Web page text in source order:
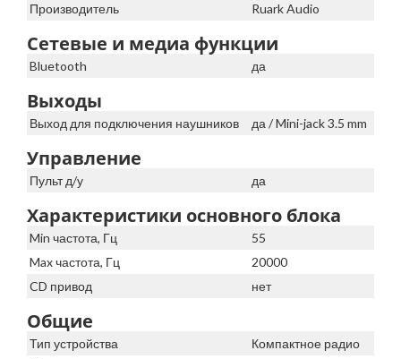
Производитель Ruark Audio
Сетевые и медиа функции
Bluetooth да
Выходы
Выход для подключения наушников да / Mini-jack 3.5 mm
Управление
Пульт д/у да
Характеристики основного блока
Min частота, Гц
55
Max частота, Гц
20000
CD привод
нет
Общие
Тип устройства
Компактное радио